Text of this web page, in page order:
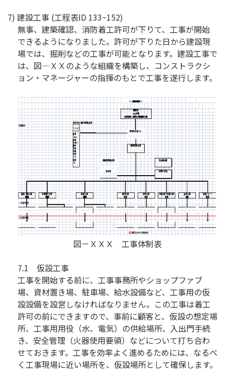
7) 建設工事 (工程表ID 133~152)
無事、建築確認、消防着工許可が下りて、工事が開始
できるようになりました。許可が下りた日から建設現
場では、掘削などの工事が可能となります。建設工事で
は、図―ＸＸのような組織を構築し、コンストラクシ
ョン・マネージャーの指揮のもとで工事を遂行します。
図－ＸＸＸ 工事体制表​
7.1 仮設工事
工事を開始する前に、工事事務所やショップファブ
場、資材置き場、駐車場、給水設備など、工事用の仮
設設備を設営しなければなりません。この工事は着工
許可の前にできますので、事前に顧客と、仮設の想定場
所、工事用用役（水、電気）の供給場所、入出門手続
き、安全管理（火器使用要領）などについて打ち合わ
せておきます。工事を効率よく進めるためには、なるべ
く工事現場に近い場所を、仮設場所として確保します。